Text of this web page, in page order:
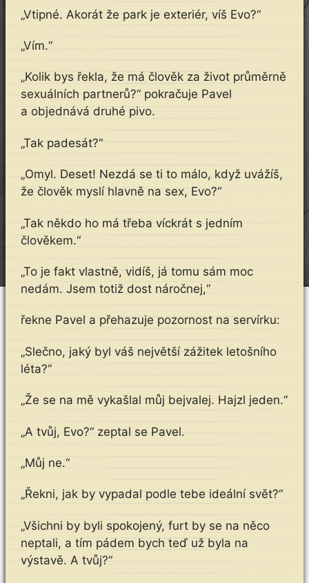
„Vtipné. Akorát že park je exteriér, víš Evo?“
„Vím.“
„Kolik bys řekla, že má člověk za život průměrně
sexuálních partnerů?“ pokračuje Pavel
a objednává druhé pivo.
„Tak padesát?“
„Omyl. Deset! Nezdá se ti to málo, když uvážíš,
že člověk myslí hlavně na sex, Evo?“
„Tak někdo ho má třeba víckrát s jedním
člověkem.“
„To je fakt vlastně, vidíš, já tomu sám moc
nedám. Jsem totiž dost náročnej,“
řekne Pavel a přehazuje pozornost na servírku:
„Slečno, jaký byl váš největší zážitek letošního
léta?“
„Že se na mě vykašlal můj bejvalej. Hajzl jeden.“
„A tvůj, Evo?“ zeptal se Pavel.
„Můj ne.“
„Řekni, jak by vypadal podle tebe ideální svět?“
„Všichni by byli spokojený, furt by se na něco
neptali, a tím pádem bych teď už byla na
výstavě. A tvůj?“